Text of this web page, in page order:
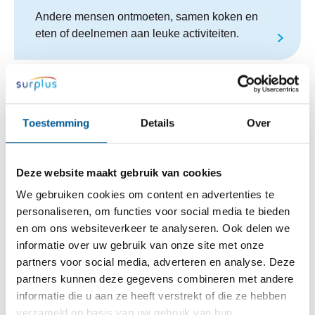
Toestemming Details Over
Deze website maakt gebruik van cookies
We gebruiken cookies om content en advertenties te
personaliseren, om functies voor social media te bieden
en om ons websiteverkeer te analyseren. Ook delen we
informatie over uw gebruik van onze site met onze
partners voor social media, adverteren en analyse. Deze
partners kunnen deze gegevens combineren met andere
informatie die u aan ze heeft verstrekt of die ze hebben
Contactgegevens
Meeshoeve PG afdeling
0165 31 46 24 meeshoeve@surplus.nl
Meeshoeve Parkinson afdeling:
0165 31 02 81
me.parkinson@surplus.nl
Openingstijden
Andere mensen ontmoeten, samen koken en
eten of deelnemen aan leuke activiteiten.